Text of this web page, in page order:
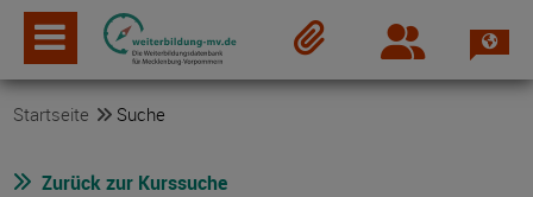
Login
Startseite Suche
Zurück zur Kurssuche